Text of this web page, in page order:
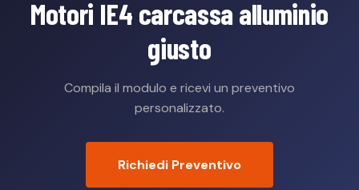
Motori IE4 carcassa alluminio
giusto
Compila il modulo e ricevi un preventivo
personalizzato.
Richiedi Preventivo